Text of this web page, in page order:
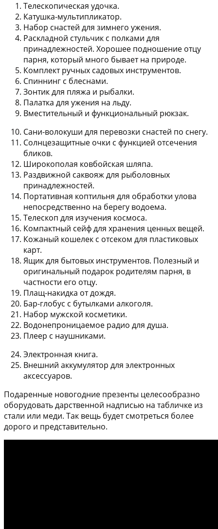
Телескопическая удочка.
Катушка-мультипликатор.
Набор снастей для зимнего ужения.
Раскладной стульчик с полками для
принадлежностей. Хорошее подношение отцу
парня, который много бывает на природе.
Комплект ручных садовых инструментов.
Спиннинг с блеснами.
Зонтик для пляжа и рыбалки.
Палатка для ужения на льду.
Вместительный и функциональный рюкзак.
Сани-волокуши для перевозки снастей по снегу.
Солнцезащитные очки с функцией отсечения
бликов.
Широкополая ковбойская шляпа.
Раздвижной саквояж для рыболовных
принадлежностей.
Портативная коптильня для обработки улова
непосредственно на берегу водоема.
Телескоп для изучения космоса.
Компактный сейф для хранения ценных вещей.
Кожаный кошелек с отсеком для пластиковых
карт.
Ящик для бытовых инструментов. Полезный и
оригинальный подарок родителям парня, в
частности его отцу.
Плащ-накидка от дождя.
Бар-глобус с бутылками алкоголя.
Набор мужской косметики.
Водонепроницаемое радио для душа.
Плеер с наушниками.
Электронная книга.
Внешний аккумулятор для электронных
аксессуаров.
Подаренные новогодние презенты целесообразно
оборудовать дарственной надписью на табличке из
стали или меди. Так вещь будет смотреться более
дорого и представительно.